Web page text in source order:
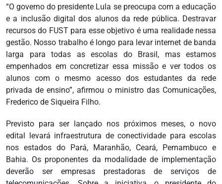
“O governo do presidente Lula se preocupa com a educação
e a inclusão digital dos alunos da rede pública. Destravar
recursos do FUST para esse objetivo é uma realidade nessa
gestão. Nosso trabalho é longo para levar internet de banda
larga para todas as escolas do Brasil, mas estamos
empenhados em concretizar essa missão e ver todos os
alunos com o mesmo acesso dos estudantes da rede
privada de ensino”, afirmou o ministro das Comunicações,
Frederico de Siqueira Filho.
Previsto para ser lançado nos próximos meses, o novo
edital levará infraestrutura de conectividade para escolas
nos estados do Pará, Maranhão, Ceará, Pernambuco e
Bahia. Os proponentes da modalidade de implementação
deverão ser empresas prestadoras de serviços de